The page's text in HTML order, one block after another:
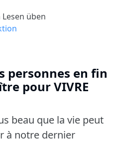
üben
personnes en fin
pour VIVRE
beau que la vie peut
à notre dernier